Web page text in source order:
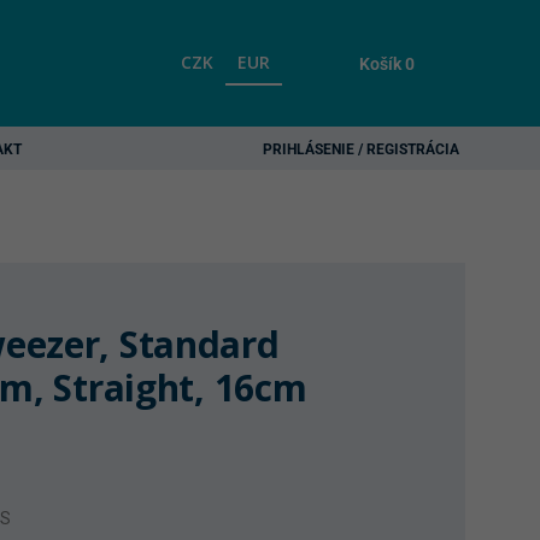
CZK EUR Košík0
PRIHLÁSENIE / REGISTRÁCIA
Standard
Straight, 16cm